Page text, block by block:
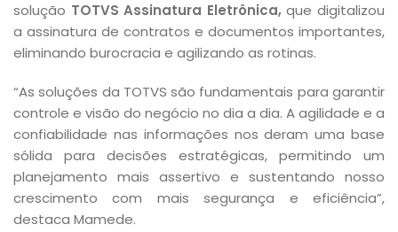
solução TOTVS Assinatura Eletrônica,que digitalizou
a assinatura de contratos e documentos importantes,
eliminando burocracia e agilizando as rotinas.
“As soluções da TOTVS são fundamentais para garantir
controle e visão do negócio no dia a dia. A agilidade e a
confiabilidade nas informações nos deram uma base
sólida para decisões estratégicas, permitindo um
planejamento mais assertivo e sustentando nosso
crescimento com mais segurança e eficiência”,
destaca Mamede.